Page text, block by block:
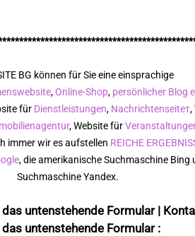
BG können für Sie eine einsprachige
,Online-Shop, persönlicher Blog
für Dienstleistungen, Nachrichtenseiteт,
, Website für
immer wir es aufstellen REICHE
, die amerikanische Suchmaschine Bing
Suchmaschine Yandex.
untenstehende Formular |
das untenstehende Formular :